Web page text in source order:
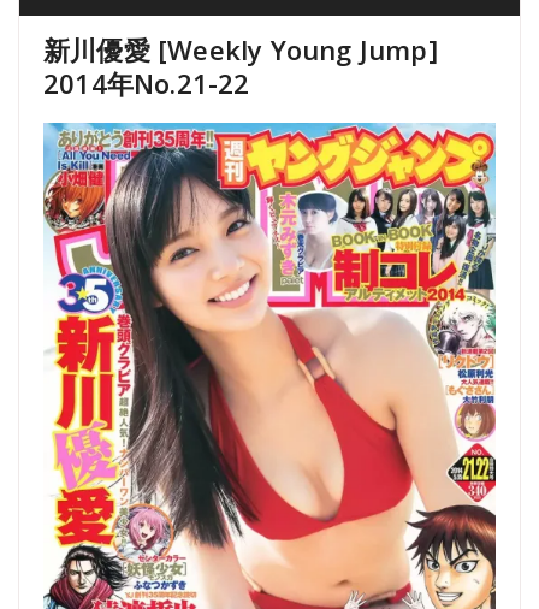
新川優愛 [Weekly Young Jump]
2014年No.21-22